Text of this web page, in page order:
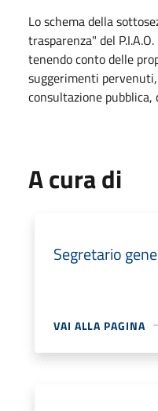
Lo schema della
trasparenza" del
tenendo conto delle
suggerimenti
consultazione
A cura di
Segretario
VAI ALLA PAGINA